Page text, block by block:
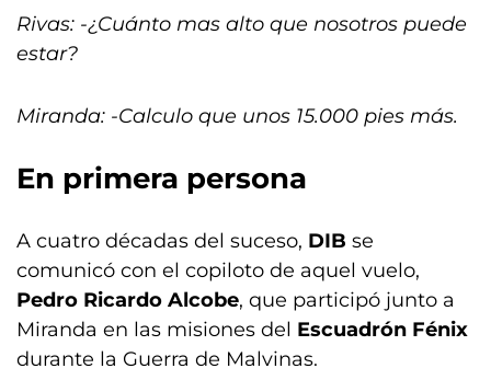
Rivas: -¿Cuánto mas alto que nosotros puede
estar?
Miranda: -Calculo que unos 15.000 pies más.
En primera persona
A cuatro décadas del suceso, DIB se
comunicó con el copiloto de aquel vuelo,
Pedro Ricardo Alcobe, que participó junto a
Miranda en las misiones del Escuadrón Fénix
durante la Guerra de Malvinas.